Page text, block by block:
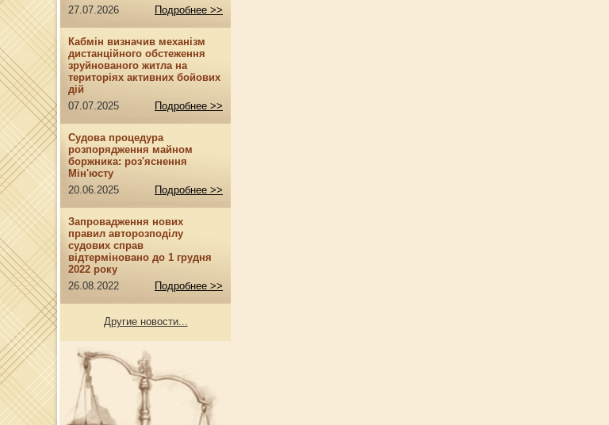
27.07.2026
Подробнее >>
Кабмін визначив механізм
дистанційного обстеження
зруйнованого житла на
територіях активних бойових
дій
07.07.2025
Подробнее >>
Судова процедура
розпорядження майном
боржника: роз'яснення
Мін'юсту
20.06.2025
Подробнее >>
Запровадження нових
правил авторозподілу
судових справ
відтерміновано до 1 грудня
2022 року
26.08.2022
Подробнее >>
Другие новости...